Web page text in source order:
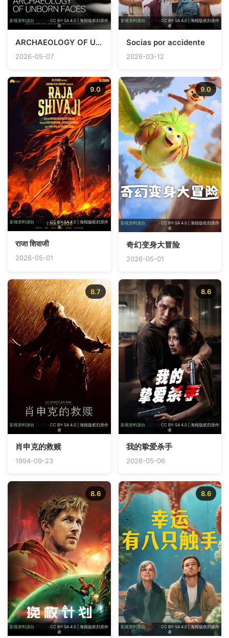
影视资料源自 TMDB · CC BY-SA 4.0 | 海报版权归原作
者
ARCHAEOLOGY OF UNBORN FACES
2026-05-07
影视资料源自 TMDB · CC BY-SA 4.0 | 海报版权归原作
者
Socias por accidente
2026-03-12
影视资料源自 TMDB· CC BY-SA 4.0 | 海报版权归原作
者
9.0
राजा शिवाजी
2026-05-01
影视资料源自 TMDB· CC BY-SA 4.0 | 海报版权归原作
者
9.0
奇幻变身大冒险
2026-05-01
影视资料源自 TMDB · CC BY-SA 4.0 | 海报版权归原作
者
8.7
肖申克的救赎
1994-09-23
影视资料源自 TMDB · CC BY-SA 4.0 | 海报版权归原作
者
8.6
我的挚爱杀手
2026-05-06
影视资料源自 TMDB · CC BY-SA 4.0 | 海报版权归原作
者
8.6
影视资料源自 TMDB
· CC BY-SA 4.0 | 海报版权归原作
者
8.6